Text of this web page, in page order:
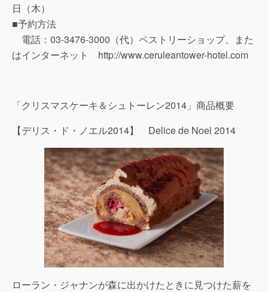
日（木）
■予約方法
電話：03-3476-3000（代）ペストリーショップ、また
はインターネット http://www.ceruleantower-hotel.com
「クリスマスケーキ＆シュトーレン2014」商品概要
【デリス・ド・ノエル2014】 Delice de Noel 2014
ローラン・ジャナンが森に出かけたときに見つけた薪を